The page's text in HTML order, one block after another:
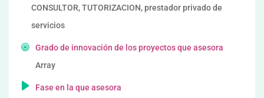
CONSULTOR, TUTORIZACION, prestador privado de
servicios
Grado de innovación de los proyectos que asesora
Array
Fase en la que asesora